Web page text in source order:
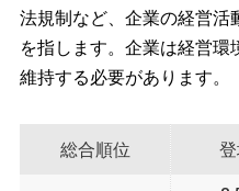
法規制など、企業の経営活
を指します。企業は経営環
維持する必要があります。
総合順位